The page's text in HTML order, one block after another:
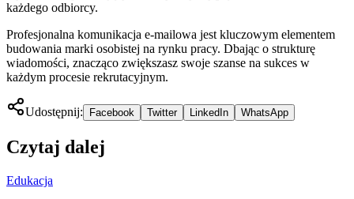
każdego odbiorcy.
Profesjonalna komunikacja e-mailowa jest kluczowym elementem
budowania marki osobistej na rynku pracy. Dbając o strukturę
wiadomości, znacząco zwiększasz swoje szanse na sukces w
każdym procesie rekrutacyjnym.
Udostępnij: Facebook Twitter LinkedIn WhatsApp
Czytaj dalej
Edukacja